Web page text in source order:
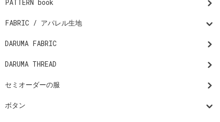
PATTERN book
FABRIC / アパレル生地
DARUMA FABRIC
DARUMA THREAD
セミオーダーの服
ボタン